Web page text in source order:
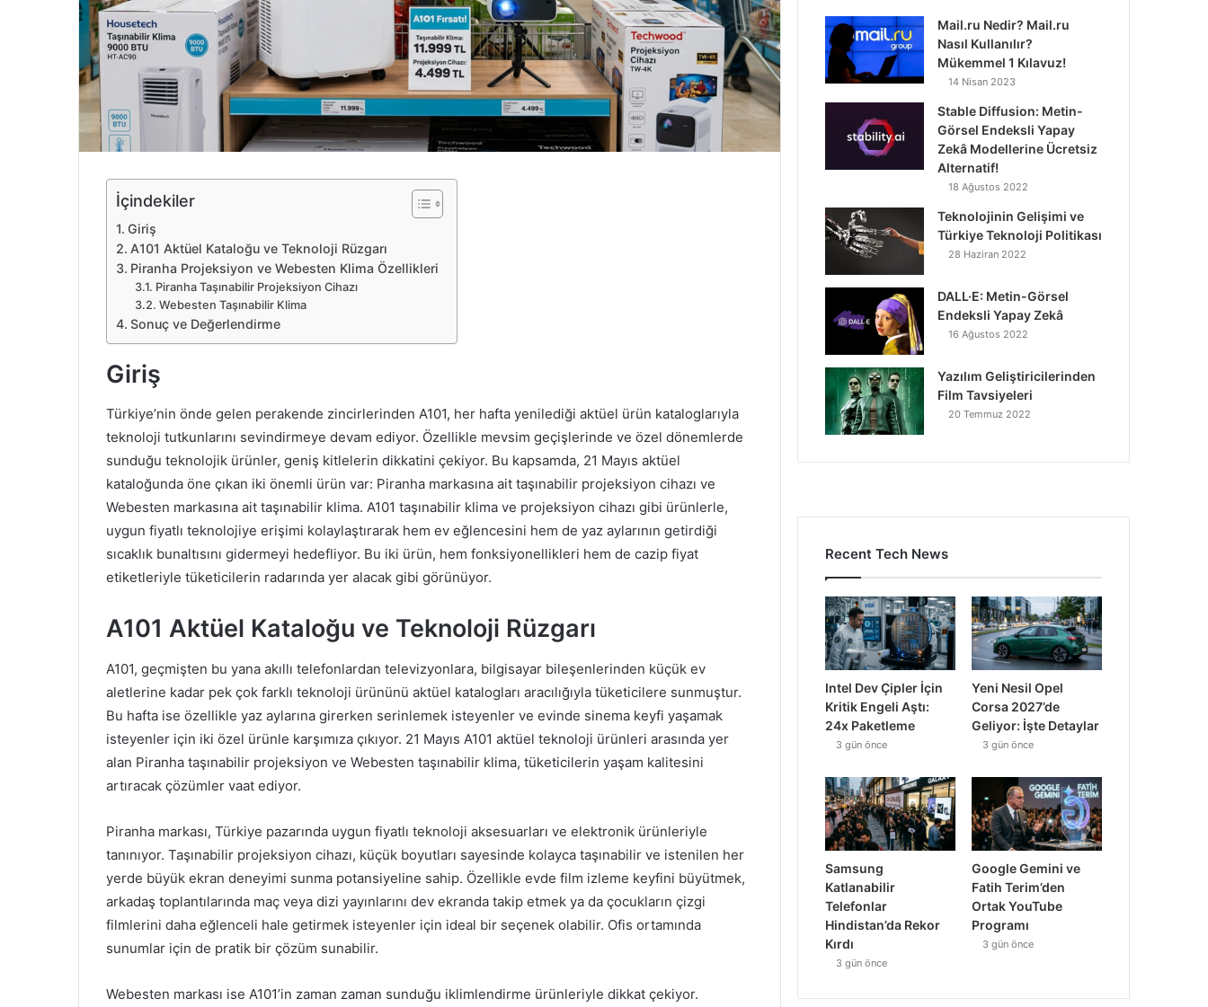
e
k
İçindekiler
Giriş
A101 Aktüel Kataloğu ve Teknoloji Rüzgarı
Piranha Projeksiyon ve Webesten Klima Özellikleri
Piranha Taşınabilir Projeksiyon Cihazı
Webesten Taşınabilir Klima
Sonuç ve Değerlendirme
Giriş
Türkiye’nin önde gelen perakende zincirlerinden A101, her hafta yenilediği aktüel ürün kataloglarıyla
teknoloji tutkunlarını sevindirmeye devam ediyor. Özellikle mevsim geçişlerinde ve özel dönemlerde
sunduğu teknolojik ürünler, geniş kitlelerin dikkatini çekiyor. Bu kapsamda, 21 Mayıs aktüel
kataloğunda öne çıkan iki önemli ürün var: Piranha markasına ait taşınabilir projeksiyon cihazı ve
Webesten markasına ait taşınabilir klima. A101 taşınabilir klima ve projeksiyon cihazı gibi ürünlerle,
uygun fiyatlı teknolojiye erişimi kolaylaştırarak hem ev eğlencesini hem de yaz aylarının getirdiği
sıcaklık bunaltısını gidermeyi hedefliyor. Bu iki ürün, hem fonksiyonellikleri hem de cazip fiyat
etiketleriyle tüketicilerin radarında yer alacak gibi görünüyor.
A101 Aktüel Kataloğu ve Teknoloji Rüzgarı
A101, geçmişten bu yana akıllı telefonlardan televizyonlara, bilgisayar bileşenlerinden küçük ev
aletlerine kadar pek çok farklı teknoloji ürününü aktüel katalogları aracılığıyla tüketicilere sunmuştur.
Bu hafta ise özellikle yaz aylarına girerken serinlemek isteyenler ve evinde sinema keyfi yaşamak
isteyenler için iki özel ürünle karşımıza çıkıyor. 21 Mayıs A101 aktüel teknoloji ürünleri arasında yer
alan Piranha taşınabilir projeksiyon ve Webesten taşınabilir klima, tüketicilerin yaşam kalitesini
artıracak çözümler vaat ediyor.
Piranha markası, Türkiye pazarında uygun fiyatlı teknoloji aksesuarları ve elektronik ürünleriyle
tanınıyor. Taşınabilir projeksiyon cihazı, küçük boyutları sayesinde kolayca taşınabilir ve istenilen her
yerde büyük ekran deneyimi sunma potansiyeline sahip. Özellikle evde film izleme keyfini büyütmek,
arkadaş toplantılarında maç veya dizi yayınlarını dev ekranda takip etmek ya da çocukların çizgi
filmlerini daha eğlenceli hale getirmek isteyenler için ideal bir seçenek olabilir. Ofis ortamında
sunumlar için de pratik bir çözüm sunabilir.
Webesten markası ise A101’in zaman zaman sunduğu iklimlendirme ürünleriyle dikkat çekiyor.
Mail.ru Nedir? Mail.ru
Nasıl Kullanılır?
Mükemmel 1 Kılavuz!
14 Nisan 2023
Stable Diffusion: Metin-
Görsel Endeksli Yapay
Zekâ Modellerine Ücretsiz
Alternatif!
18 Ağustos 2022
Teknolojinin Gelişimi ve
Türkiye Teknoloji Politikası
28 Haziran 2022
DALL·E: Metin-Görsel
Endeksli Yapay Zekâ
16 Ağustos 2022
Yazılım Geliştiricilerinden
Film Tavsiyeleri
20 Temmuz 2022
Recent Tech News
Intel Dev Çipler İçin
Kritik Engeli Aştı:
24x Paketleme
3 gün önce
Yeni Nesil Opel
Corsa 2027’de
Geliyor: İşte Detaylar
3 gün önce
Samsung
Katlanabilir
Telefonlar
Hindistan’da Rekor
Kırdı
3 gün önce
Google Gemini ve
Fatih Terim’den
Ortak YouTube
Programı
3 gün önce